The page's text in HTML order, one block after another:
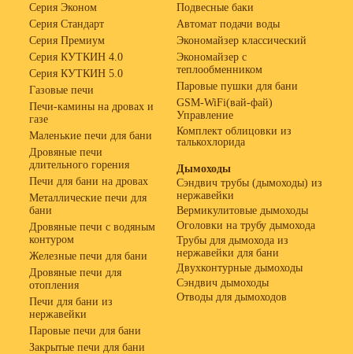
Серия Эконом
Серия Стандарт
Серия Премиум
Серия КУТКИН 4.0
Серия КУТКИН 5.0
Газовые печи
Печи-камины на дровах и
газе
Маленькие печи для бани
Дровяные печи
длительного горения
Печи для бани на дровах
Металлические печи для
бани
Дровяные печи с водяным
контуром
Железные печи для бани
Дровяные печи для
отопления
Печи для бани из
нержавейки
Паровые печи для бани
Закрытые печи для бани
Подвесные баки
Автомат подачи воды
Экономайзер классический
Экономайзер с
теплообменником
Паровые пушки для бани
GSM-WiFi(вай-фай)
Управление
Комплект облицовки из
талькохлорида
Дымоходы
Сэндвич трубы (дымоходы) из
нержавейки
Вермикулитовые дымоходы
Оголовки на трубу дымохода
Трубы для дымохода из
нержавейки для бани
Двухконтурные дымоходы
Сэндвич дымоходы
Отводы для дымоходов